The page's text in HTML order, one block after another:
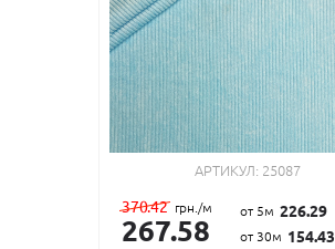
АРТИКУЛ: 25087
370.42 грн./м
267.58
от 5м 226.29
от 30м 154.43